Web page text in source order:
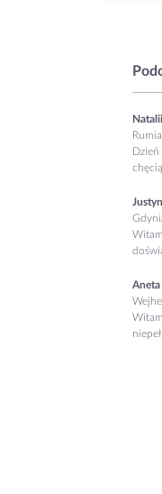
Rumia
Dzień
Aneta